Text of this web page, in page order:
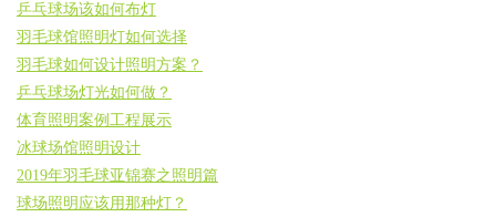
乒乓球场该如何布灯
羽毛球馆照明灯如何选择
羽毛球如何设计照明方案？
乒乓球场灯光如何做？
体育照明案例工程展示
冰球场馆照明设计
2019年羽毛球亚锦赛之照明篇
球场照明应该用那种灯？